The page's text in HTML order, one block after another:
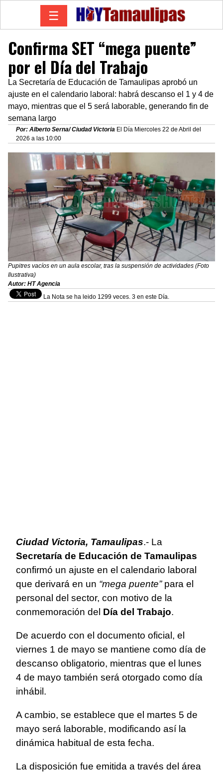
☰
Confirma SET “mega puente”
por el Día del Trabajo
La Secretaría de Educación de Tamaulipas aprobó un
ajuste en el calendario laboral: habrá descanso el 1 y 4 de
mayo, mientras que el 5 será laborable, generando fin de
semana largo
Por: Alberto Serna/ Ciudad Victoria El Día Miercoles 22 de Abril del
2026 a las 10:00
Pupitres vacíos en un aula escolar, tras la suspensión de actividades (Foto
Ilustrativa)
Autor: HT Agencia
La Nota se ha leido 1299 veces. 3 en este Día.
Ciudad Victoria, Tamaulipas.- La
Secretaría de Educación de Tamaulipas
confirmó un ajuste en el calendario laboral
que derivará en un “mega puente”para el
personal del sector, con motivo de la
conmemoración del Día del Trabajo.
De acuerdo con el documento oficial, el
viernes 1 de mayo se mantiene como día de
descanso obligatorio, mientras que el lunes
4 de mayo también será otorgado como día
inhábil.
A cambio, se establece que el martes 5 de
mayo será laborable, modificando así la
dinámica habitual de esta fecha.
La disposición fue emitida a través del área